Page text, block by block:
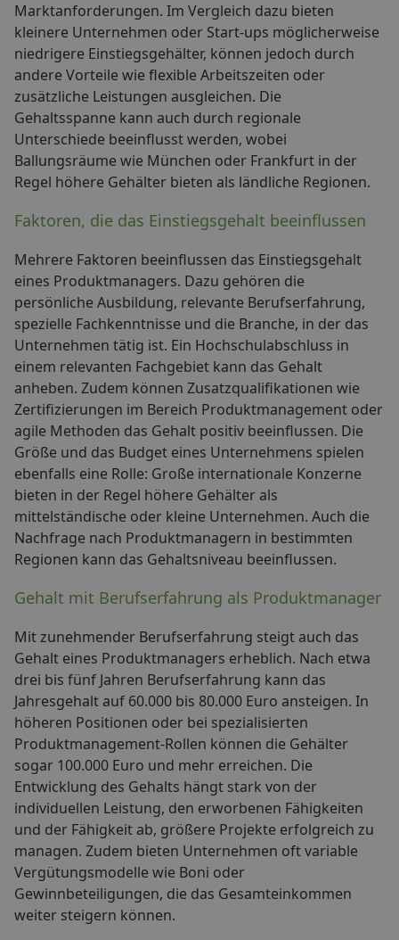
Marktanforderungen. Im Vergleich dazu bieten
kleinere Unternehmen oder Start-ups möglicherweise
niedrigere Einstiegsgehälter, können jedoch durch
andere Vorteile wie flexible Arbeitszeiten oder
zusätzliche Leistungen ausgleichen. Die
Gehaltsspanne kann auch durch regionale
Unterschiede beeinflusst werden, wobei
Ballungsräume wie München oder Frankfurt in der
Regel höhere Gehälter bieten als ländliche Regionen.
Faktoren, die das Einstiegsgehalt beeinflussen
Mehrere Faktoren beeinflussen das Einstiegsgehalt
eines Produktmanagers. Dazu gehören die
persönliche Ausbildung, relevante Berufserfahrung,
spezielle Fachkenntnisse und die Branche, in der das
Unternehmen tätig ist. Ein Hochschulabschluss in
einem relevanten Fachgebiet kann das Gehalt
anheben. Zudem können Zusatzqualifikationen wie
Zertifizierungen im Bereich Produktmanagement oder
agile Methoden das Gehalt positiv beeinflussen. Die
Größe und das Budget eines Unternehmens spielen
ebenfalls eine Rolle: Große internationale Konzerne
bieten in der Regel höhere Gehälter als
mittelständische oder kleine Unternehmen. Auch die
Nachfrage nach Produktmanagern in bestimmten
Regionen kann das Gehaltsniveau beeinflussen.
Gehalt mit Berufserfahrung als Produktmanager
Mit zunehmender Berufserfahrung steigt auch das
Gehalt eines Produktmanagers erheblich. Nach etwa
drei bis fünf Jahren Berufserfahrung kann das
Jahresgehalt auf 60.000 bis 80.000 Euro ansteigen. In
höheren Positionen oder bei spezialisierten
Produktmanagement-Rollen können die Gehälter
sogar 100.000 Euro und mehr erreichen. Die
Entwicklung des Gehalts hängt stark von der
individuellen Leistung, den erworbenen Fähigkeiten
und der Fähigkeit ab, größere Projekte erfolgreich zu
managen. Zudem bieten Unternehmen oft variable
Vergütungsmodelle wie Boni oder
Gewinnbeteiligungen, die das Gesamteinkommen
weiter steigern können.